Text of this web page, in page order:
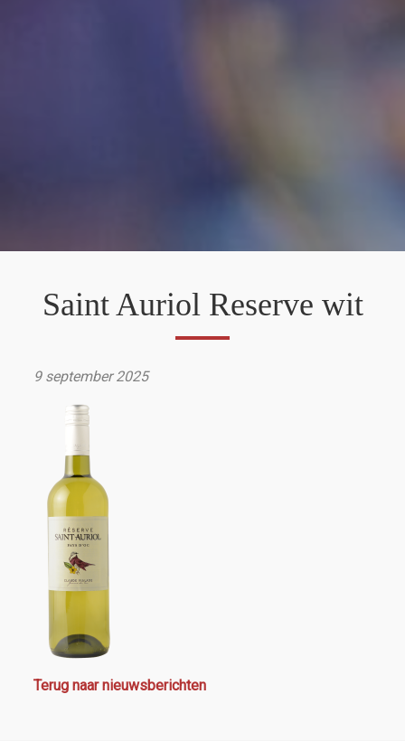
Saint Auriol Reserve wit
9 september 2025
Terug naar nieuwsberichten